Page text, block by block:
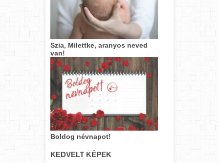
Szia, Milettke, aranyos neved
van!
Boldog névnapot!
KEDVELT KÉPEK